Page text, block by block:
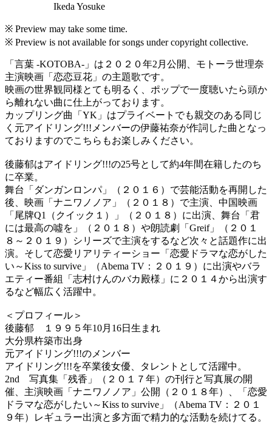
Ikeda Yosuke
※ Preview may take some time.
※ Preview is not available for songs under copyright collective.
「言葉 -KOTOBA-」は２０２０年2月公開、モトーラ世理奈
主演映画「恋恋豆花」の主題歌です。
映画の世界観同様とても明るく、ポップで一度聴いたら頭か
ら離れない曲に仕上がっております。
カップリング曲「YK」はプライベートでも親交のある同じ
く元アイドリング!!!メンバーの伊藤祐奈が作詞した曲となっ
ておりますのでこちらもお楽しみください。
後藤郁はアイドリング!!!の25号として約4年間在籍したのち
に卒業。
舞台「ダンガンロンパ」（２０１６）で芸能活動を再開した
後、映画「ナニワノノア」（２０１８）で主演、中国映画
「尾牌Q1（クイック１）」（２０１８）に出演、舞台「君
には最高の噓を」（２０１８）や朗読劇「Greif」（２０１
８～２０１９）シリーズで主演をするなど次々と話題作に出
演。そして恋愛リアリティーショー「恋愛ドラマな恋がした
い～Kiss to survive」（Abema TV：２０１９）に出演やバラ
エティー番組「志村けんのバカ殿様」に２０１４から出演す
るなど幅広く活躍中。
＜プロフィール＞
後藤郁 １９９５年10月16日生まれ
大分県杵築市出身
元アイドリング!!!のメンバー
アイドリング!!!を卒業後女優、タレントとして活躍中。
2nd 写真集「残香」（２０１７年）の刊行と写真展の開
催、主演映画「ナニワノノア」公開（２０１８年）、「恋愛
ドラマな恋がしたい～Kiss to survive」（Abema TV：２０１
９年）レギュラー出演と多方面で精力的な活動を続けてる。